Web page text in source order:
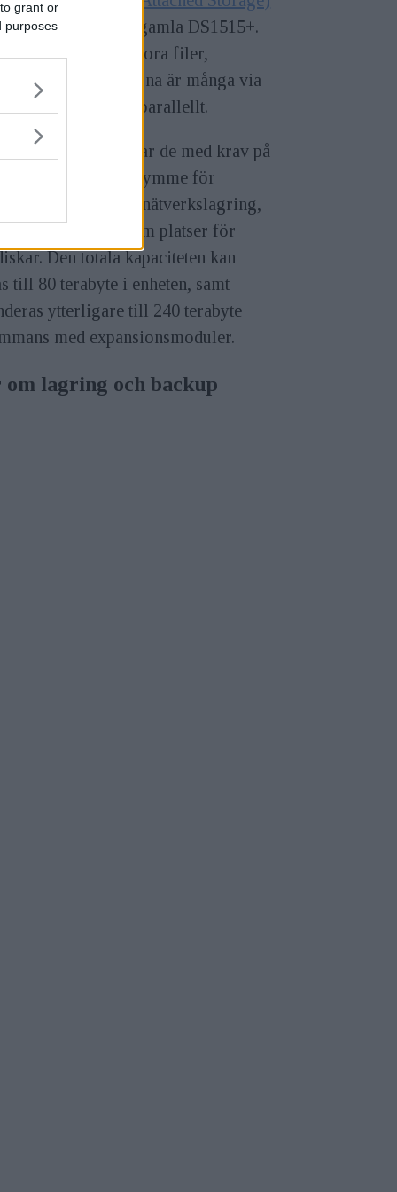
grant or
purposesden fem år gamla DS1515+.
låter dig lagra stora filer,
som funktionerna är många via
som kan köras parallellt.
DS1520+ passar de med krav på
lagringsutrymme för
eller nätverkslagring,
som ges genom fem platser för
Den totala kapaciteten kan
till 80 terabyte i enheten, samt
ytterligare till 240 terabyte
med expansionsmoduler.
om lagring och backup